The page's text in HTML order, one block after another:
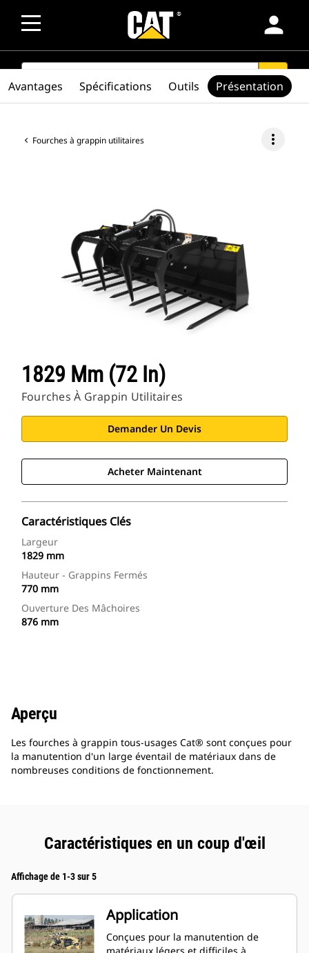
person
SEARCH search
Fourches à grappin utilitaires more_vert
1829 Mm (72 In)
Fourches À Grappin Utilitaires
Demander Un Devis
Acheter Maintenant
Caractéristiques Clés
Largeur
1829 mm
Hauteur - Grappins Fermés
770 mm
Ouverture Des Mâchoires
876 mm
Avantages Spécifications Outils Présentation
Aperçu
Les fourches à grappin tous-usages Cat® sont conçues pour
la manutention d'un large éventail de matériaux dans de
nombreuses conditions de fonctionnement.
Caractéristiques en un coup d'œil
Affichage de 1-3 sur 5
Application
Conçues pour la manutention de